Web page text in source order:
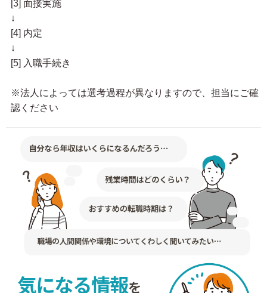
[3] 面接実施
↓
[4] 内定
↓
[5] 入職手続き
※法人によっては選考過程が異なりますので、担当にご確
認ください